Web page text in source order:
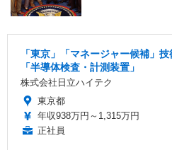
「東京」「マネージャー候補」
「半導体検査・計測装置」
株式会社日立ハイテク
東京都
年収938万円～1,315万円
正社員